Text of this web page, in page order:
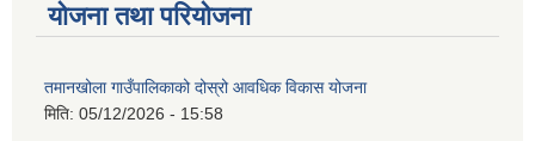
योजना तथा परियोजना
तमानखोला गाउँपालिकाको दोस्रो आवधिक विकास योजना
मिति: 05/12/2026 - 15:58